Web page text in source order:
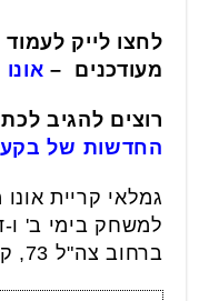
לחצו לייק
מעודכנים – אונו
רוצים להגיב
החדשות של
גמלאי קריית
ברחוב צה"ל 73, קריית אונו.